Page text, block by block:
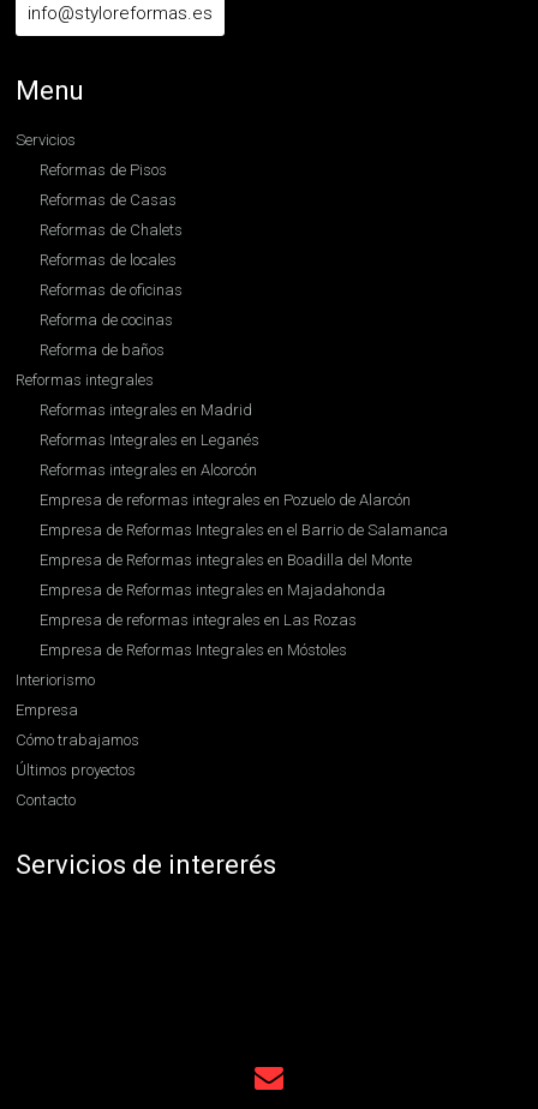
info@styloreformas.es
Menu
Servicios
Reformas de Pisos
Reformas de Casas
Reformas de Chalets
Reformas de locales
Reformas de oficinas
Reforma de cocinas
Reforma de baños
Reformas integrales
Reformas integrales en Madrid
Reformas Integrales en Leganés
Reformas integrales en Alcorcón
Empresa de reformas integrales en Pozuelo de Alarcón
Empresa de Reformas Integrales en el Barrio de Salamanca
Empresa de Reformas integrales en Boadilla del Monte
Empresa de Reformas integrales en Majadahonda
Empresa de reformas integrales en Las Rozas
Empresa de Reformas Integrales en Móstoles
Interiorismo
Empresa
Cómo trabajamos
Últimos proyectos
Contacto
Servicios de intererés
Contratar reformas integrales en Madrid